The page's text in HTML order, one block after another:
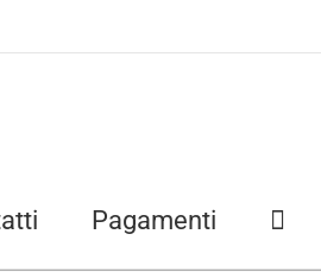
Pagamenti